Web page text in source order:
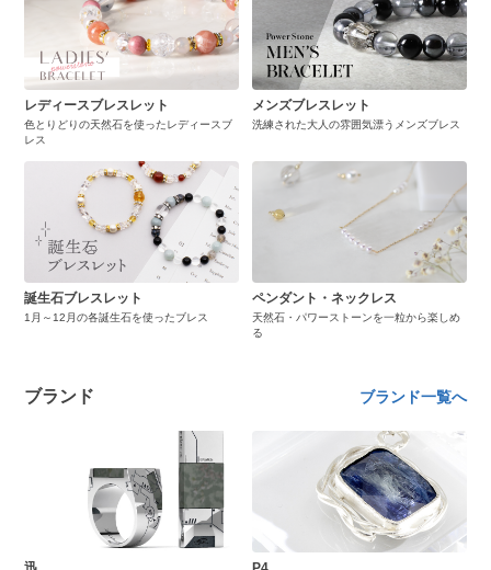
レディースブレスレット
色とりどりの天然石を使ったレディースブ
レス
メンズブレスレット
洗練された大人の雰囲気漂うメンズブレス
誕生石ブレスレット
1月～12月の各誕生石を使ったブレス
ペンダント・ネックレス
天然石・パワーストーンを一粒から楽しめ
る
ブランド ブランド一覧へ